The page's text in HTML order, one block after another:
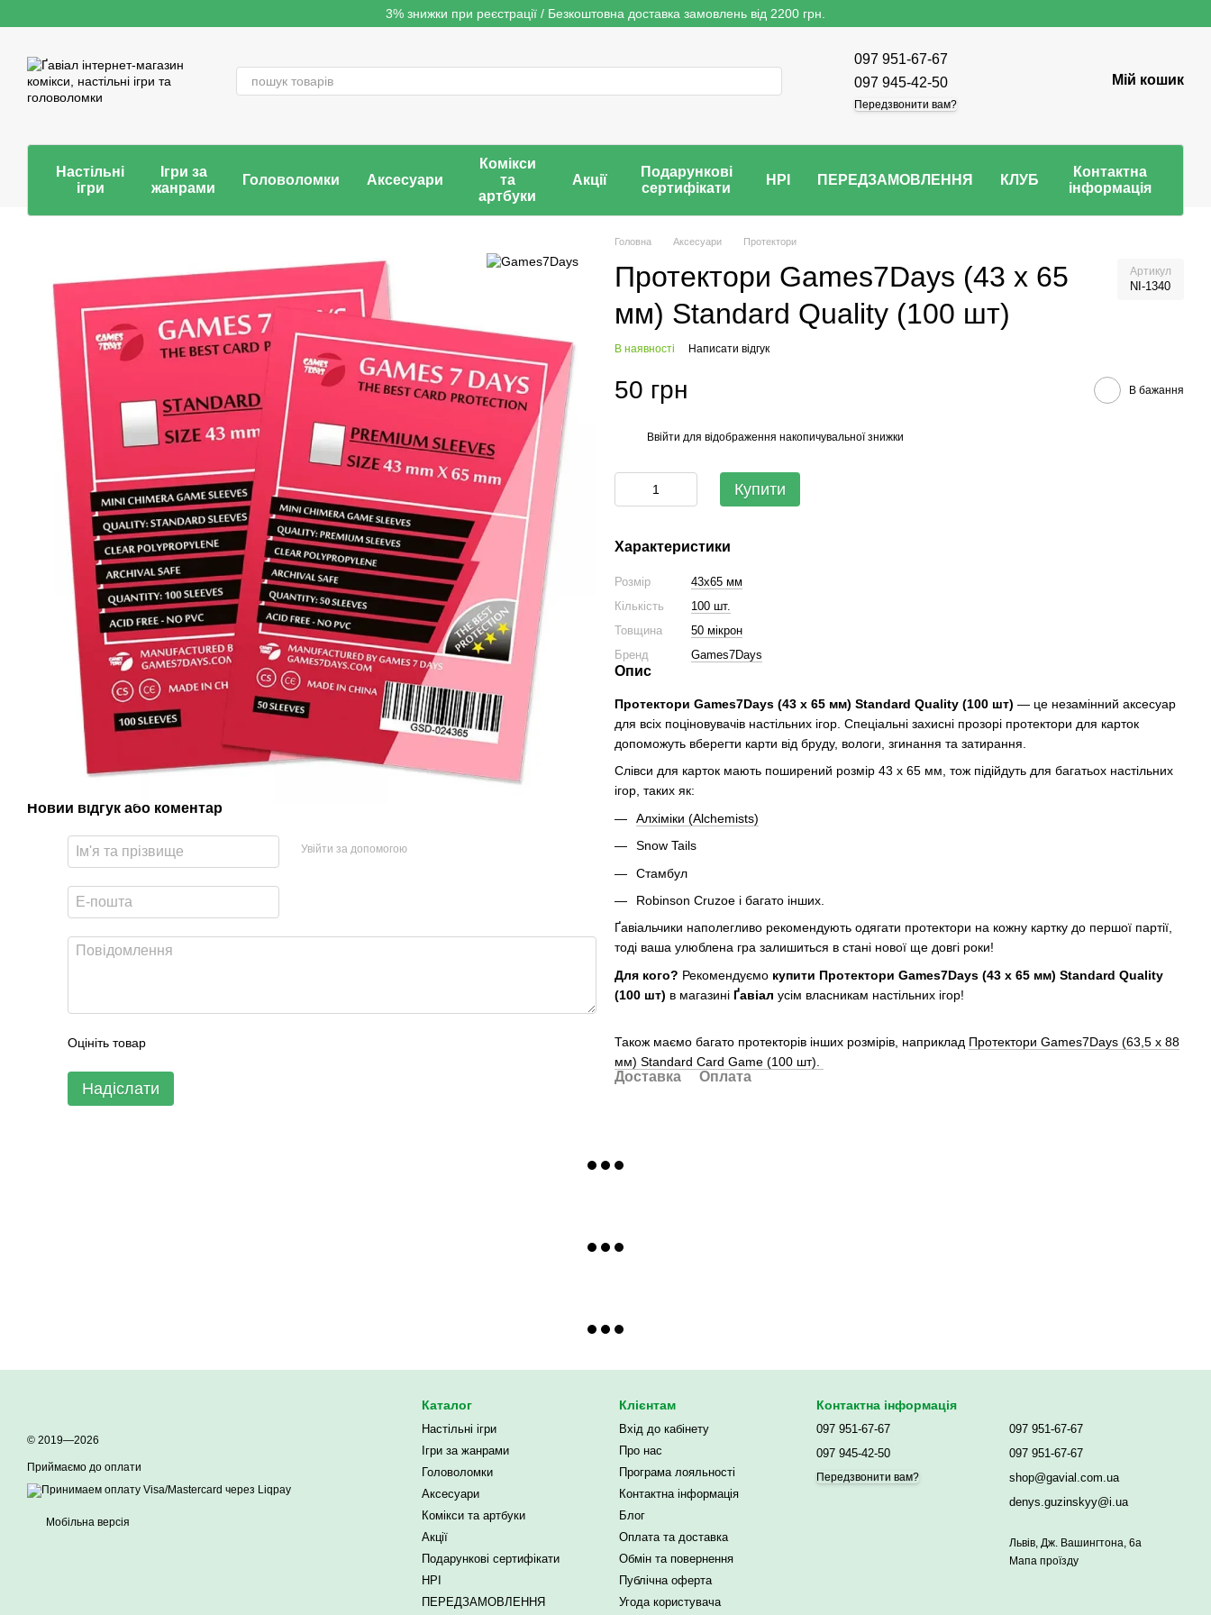
3% знижки при реєстрації / Безкоштовна доставка замовлень від 2200 грн.
097 951-67-67
097 945-42-50
Передзвонити вам?
Мій кошик
Настільні
ігри
Ігри за
жанрами
Головоломки Аксесуари
Комікси
та
артбуки
Акції
Подарункові
сертифікати
НРІ ПЕРЕДЗАМОВЛЕННЯ КЛУБ
Контактна
інформація
Новий відгук або коментар
Увійти за допомогою
Оцініть товар
Надіслати
Головна Аксесуари Протектори
Протектори Games7Days (43 x 65
мм) Standard Quality (100 шт)
Артикул
NI-1340
В наявності Написати відгук
50 грн В бажання
Ввійти для відображення накопичувальної знижки
Купити
Характеристики
Розмір
43x65 мм
Кількість
100 шт.
Товщина
50 мікрон
Бренд
Games7Days
Опис
Протектори Games7Days (43 x 65 мм) Standard Quality (100 шт) — це незамінний аксесуар
для всіх поціновувачів настільних ігор. Спеціальні захисні прозорі протектори для карток
допоможуть вберегти карти від бруду, вологи, згинання та затирання.
Слівси для карток мають поширений розмір 43 x 65 мм, тож підійдуть для багатьох настільних
ігор, таких як:
Алхіміки (Alchemists)
Snow Tails
Стамбул
Robinson Cruzoe і багато інших.
Ґавіальчики наполегливо рекомендують одягати протектори на кожну картку до першої партії,
тоді ваша улюблена гра залишиться в стані нової ще довгі роки!
Для кого? Рекомендуємо купити Протектори Games7Days (43 x 65 мм) Standard Quality
(100 шт) в магазині Ґавіал усім власникам настільних ігор!
Також маємо багато протекторів інших розмірів, наприклад Протектори Games7Days (63,5 x 88
мм) Standard Card Game (100 шт).
Доставка Оплата
© 2019—2026
Приймаємо до оплати
Мобільна версія
Каталог
Настільні ігри
Ігри за жанрами
Головоломки
Аксесуари
Комікси та артбуки
Акції
Подарункові сертифікати
НРІ
ПЕРЕДЗАМОВЛЕННЯ
Клієнтам
Вхід до кабінету
Про нас
Програма лояльності
Контактна інформація
Блог
Оплата та доставка
Обмін та повернення
Публічна оферта
Угода користувача
Контактна інформація
097 951-67-67
097 945-42-50
Передзвонити вам?
097 951-67-67
097 951-67-67
shop@gavial.com.ua
denys.guzinskyy@i.ua
Львів, Дж. Вашингтона, 6а
Мапа проїзду